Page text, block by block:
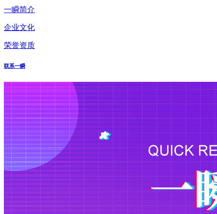
一瞬简介
企业文化
荣誉资质
联系一瞬